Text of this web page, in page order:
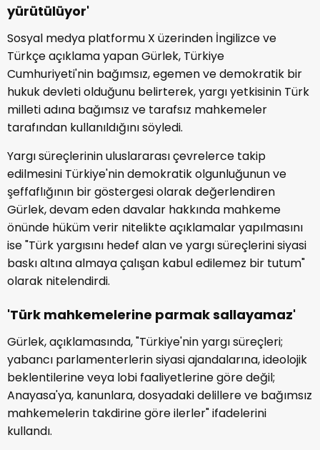
yürütülüyor'
Sosyal medya platformu X üzerinden İngilizce ve
Türkçe açıklama yapan Gürlek, Türkiye
Cumhuriyeti'nin bağımsız, egemen ve demokratik bir
hukuk devleti olduğunu belirterek, yargı yetkisinin Türk
milleti adına bağımsız ve tarafsız mahkemeler
tarafından kullanıldığını söyledi.
Yargı süreçlerinin uluslararası çevrelerce takip
edilmesini Türkiye'nin demokratik olgunluğunun ve
şeffaflığının bir göstergesi olarak değerlendiren
Gürlek, devam eden davalar hakkında mahkeme
önünde hüküm verir nitelikte açıklamalar yapılmasını
ise "Türk yargısını hedef alan ve yargı süreçlerini siyasi
baskı altına almaya çalışan kabul edilemez bir tutum"
olarak nitelendirdi.
'Türk mahkemelerine parmak sallayamaz'
Gürlek, açıklamasında, "Türkiye'nin yargı süreçleri;
yabancı parlamenterlerin siyasi ajandalarına, ideolojik
beklentilerine veya lobi faaliyetlerine göre değil;
Anayasa'ya, kanunlara, dosyadaki delillere ve bağımsız
mahkemelerin takdirine göre ilerler" ifadelerini
kullandı.